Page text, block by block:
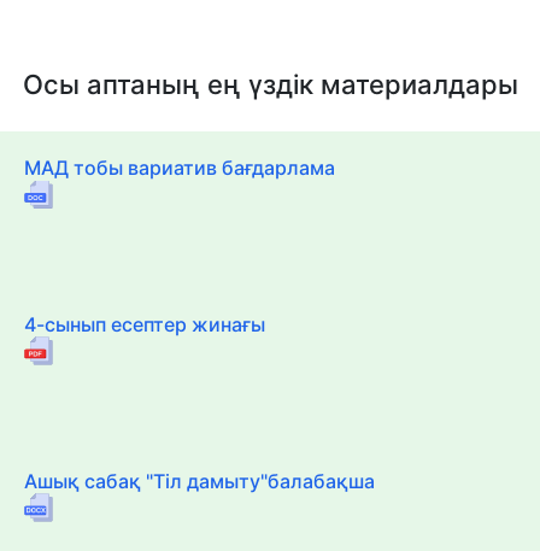
Осы аптаның ең үздік материалдары
МАД тобы вариатив бағдарлама
4-сынып есептер жинағы
Ашық сабақ "Тіл дамыту"балабақша